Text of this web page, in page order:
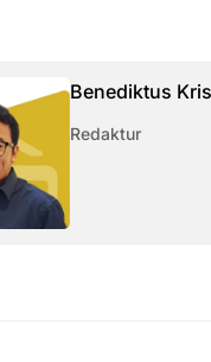
Benediktus
Redaktur